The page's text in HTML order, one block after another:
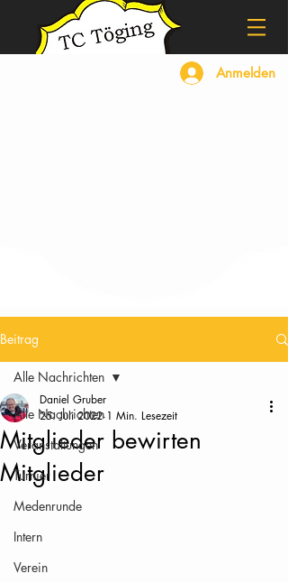
Anmelden
Beitrag
Alle Nachrichten
Veranstaltungen
Turnier
Medenrunde
Intern
Verein
Alle Nachrichten
Mitglieder bewirten
Mitglieder
Daniel Gruber
25. Juli 2022 1 Min. Lesezeit